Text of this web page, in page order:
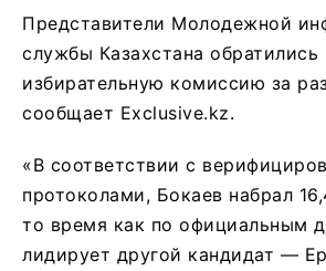
Представители Молодежной
службы Казахстана
избирательную комиссию за
сообщает Exclusive.kz.
«B соответствии с
протоколами, Бокаев набрал
то время как по официальным
лидирует другой кандидат —